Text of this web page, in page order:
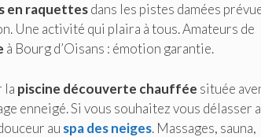
en raquettesdans les pistes damées
Une activité qui plaira à tous. Amateurs de
à Bourg d’Oisans : émotion garantie.
la piscine découverte chauffée située
enneigé. Si vous souhaitez vous délasser
au spa des neiges. Massages, sauna,